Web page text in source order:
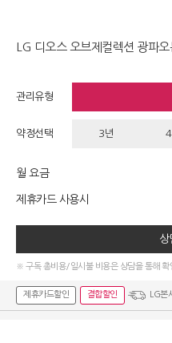
LG 디오스 오브제컬렉션 광파
관리유형
약정선택 3년
월 요금
제휴카드 사용시
상
※ 구독 총비용/일시불 비용은 상담을 통해 확
제휴카드할인 결합할인 LG본